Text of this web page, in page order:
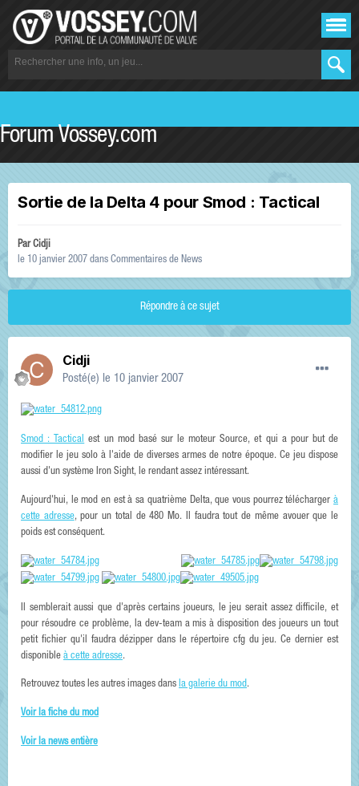
Forum Vossey.com
Sortie de la Delta 4 pour Smod : Tactical
ParCidji
le 10 janvier 2007 dans Commentaires de News
Répondre à ce sujet
Cidji
Posté(e) le 10 janvier 2007
Smod : Tactical est un mod basé sur le moteur Source, et qui a pour but de
modifier le jeu solo à l'aide de diverses armes de notre époque. Ce jeu dispose
aussi d'un système Iron Sight, le rendant assez intéressant.
Aujourd'hui, le mod en est à sa quatrième Delta, que vous pourrez télécharger à
cette adresse, pour un total de 480 Mo. Il faudra tout de même avouer que le
poids est conséquent.
Il semblerait aussi que d'après certains joueurs, le jeu serait assez difficile, et
pour résoudre ce problème, la dev-team a mis à disposition des joueurs un tout
petit fichier qu'il faudra dézipper dans le répertoire cfg du jeu. Ce dernier est
disponible à cette adresse.
Retrouvez toutes les autres images dans la galerie du mod.
Voir la fiche du mod
Voir la news entière